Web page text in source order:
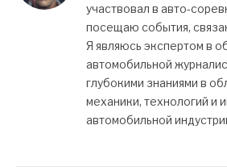
участвовал в авто-
посещаю события,
Я являюсь экспертом в
автомобильной
глубокими знаниями в
механики, технологий и
автомобильной